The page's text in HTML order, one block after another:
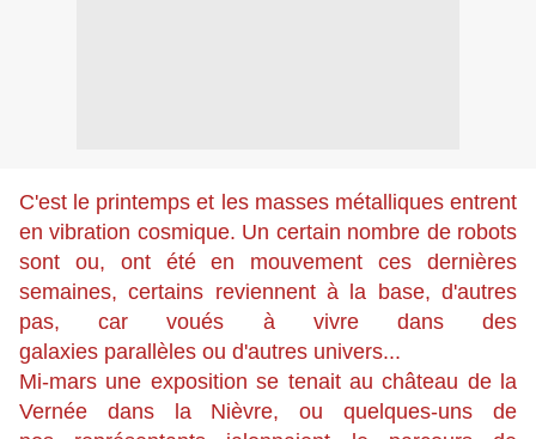
C'est le printemps et les masses métalliques entrent
en vibration cosmique. Un certain nombre de robots
sont ou, ont été en mouvement ces dernières
semaines, certains reviennent à la base, d'autres
pas, car voués à vivre dans des
galaxies parallèles ou d'autres univers...
Mi-mars une exposition se tenait au château de la
Vernée dans la Nièvre, ou quelques-uns de